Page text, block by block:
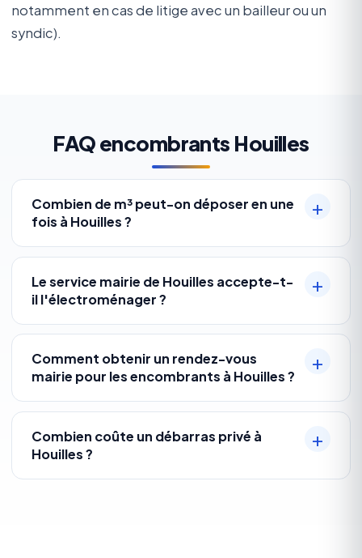
notamment en cas de litige avec un bailleur ou un
syndic).
FAQ encombrants Houilles
Combien de m³ peut-on déposer en une
fois à Houilles ?
Le service mairie de Houilles accepte-t-
il l'électroménager ?
Comment obtenir un rendez-vous
mairie pour les encombrants à Houilles ?
Combien coûte un débarras privé à
Houilles ?